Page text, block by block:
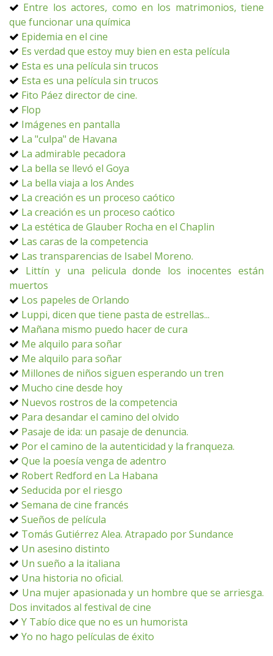
Entre los actores, como en los matrimonios, tiene
que funcionar una química
Epidemia en el cine
Es verdad que estoy muy bien en esta película
Esta es una película sin trucos
Esta es una película sin trucos
Fito Páez director de cine.
Flop
Imágenes en pantalla
La "culpa" de Havana
La admirable pecadora
La bella se llevó el Goya
La bella viaja a los Andes
La creación es un proceso caótico
La creación es un proceso caótico
La estética de Glauber Rocha en el Chaplin
Las caras de la competencia
Las transparencias de Isabel Moreno.
Littín y una pelicula donde los inocentes están
muertos
Los papeles de Orlando
Luppi, dicen que tiene pasta de estrellas...
Mañana mismo puedo hacer de cura
Me alquilo para soñar
Me alquilo para soñar
Millones de niños siguen esperando un tren
Mucho cine desde hoy
Nuevos rostros de la competencia
Para desandar el camino del olvido
Pasaje de ida: un pasaje de denuncia.
Por el camino de la autenticidad y la franqueza.
Que la poesía venga de adentro
Robert Redford en La Habana
Seducida por el riesgo
Semana de cine francés
Sueños de película
Tomás Gutiérrez Alea. Atrapado por Sundance
Un asesino distinto
Un sueño a la italiana
Una historia no oficial.
Una mujer apasionada y un hombre que se arriesga.
Dos invitados al festival de cine
Y Tabío dice que no es un humorista
Yo no hago películas de éxito